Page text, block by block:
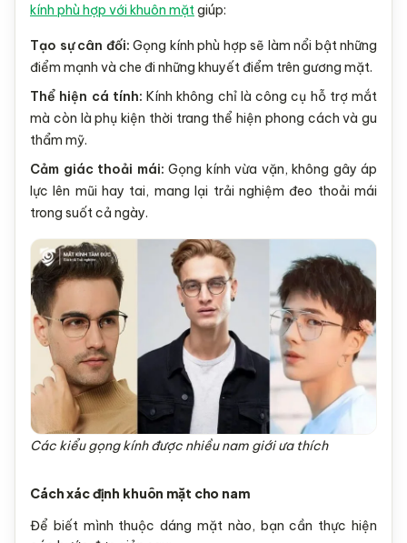
kính phù hợp với khuôn mặtgiúp:
Tạo sự cân đối: Gọng kính phù hợp sẽ làm nổi bật những
điểm mạnh và che đi những khuyết điểm trên gương mặt.
Thể hiện cá tính: Kính không chỉ là công cụ hỗ trợ mắt
mà còn là phụ kiện thời trang thể hiện phong cách và gu
thẩm mỹ.
Cảm giác thoải mái: Gọng kính vừa vặn, không gây áp
lực lên mũi hay tai, mang lại trải nghiệm đeo thoải mái
trong suốt cả ngày.
Các kiểu gọng kính được nhiều nam giới ưa thích
Cách xác định khuôn mặt cho nam
Để biết mình thuộc dáng mặt nào, bạn cần thực hiện